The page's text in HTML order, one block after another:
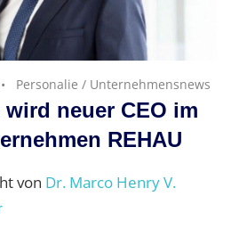
Personalie / Unternehmensnews
neuer CEO im
REHAU
von Dr. Marco Henry V.